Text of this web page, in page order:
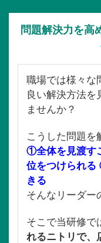
問題解決力を高
職場では様々な
良い解決方法を
ませんか？
こうした問題を
①全体を見渡す
位をつけられ
きる
そんなリーダー
そこで当研修で
れるニトリで、